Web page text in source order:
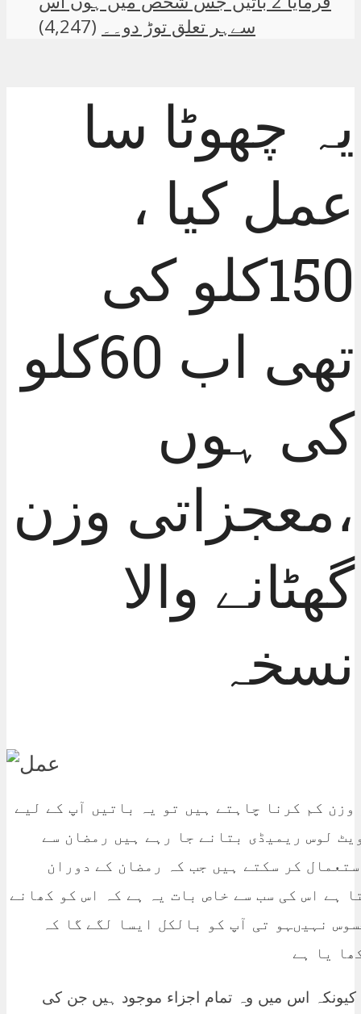
سےہر تعلق توڑ دو۔۔ (4,247)
یہ چھوٹا سا
عمل کیا ،
150کلو کی
تھی اب 60کلو
کی ہوں
،معجزاتی وزن
گھٹانے والا
نسخہ
کم کرنا چاہتے ہیں تو یہ باتیں آپ کے لیے
لوس ریمیڈی بتانے جا رہے ہیں رمضان سے
کر سکتے ہیں جب کہ رمضان کے دوران
ہے اس کی سب سے خاص بات یہ ہے کہ اس کو کھانے
نہیںہو تی آپ کو بالکل ایسا لگے گا کہ
یا ہے
کیونکہ اس میں وہ تمام اجزاء موجود ہیں جن کی